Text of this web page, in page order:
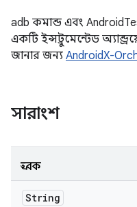
adb কমান্ড এবং
একটি ইন্সট্রুমেন্টেড
জানার জন্য AndroidX-
সারাংশ
ধ্রুবক
String